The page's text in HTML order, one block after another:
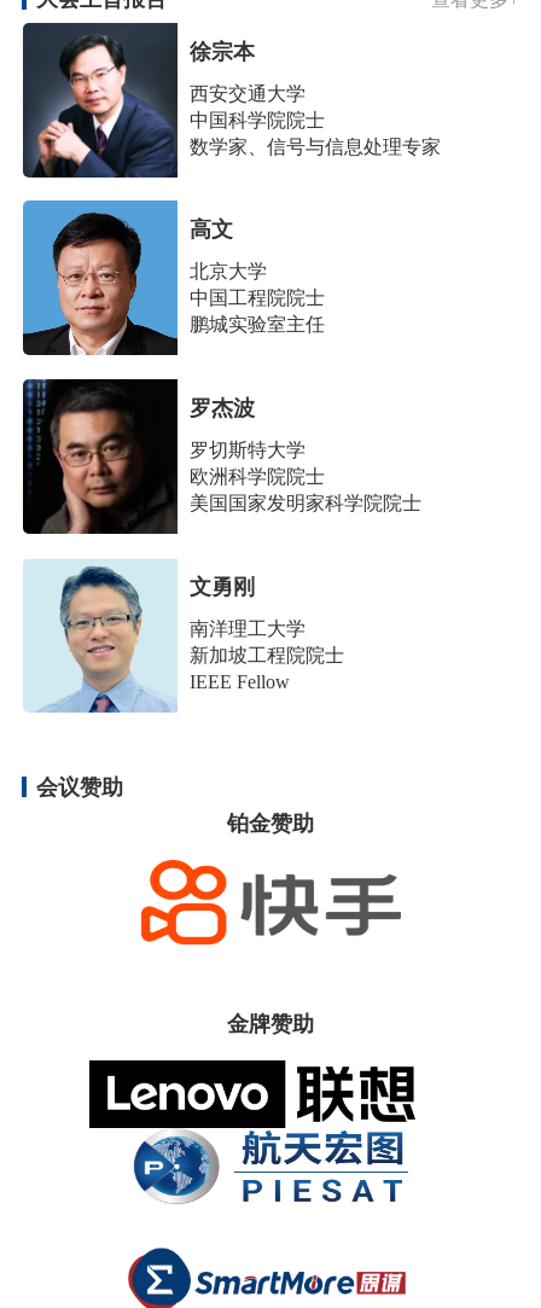
徐宗本
西安交通大学
中国科学院院士
数学家、信号与信息处理专家
高文
北京大学
中国工程院院士
鹏城实验室主任
罗杰波
罗切斯特大学
欧洲科学院院士
美国国家发明家科学院院士
文勇刚
南洋理工大学
新加坡工程院院士
IEEE Fellow
会议赞助
铂金赞助
金牌赞助